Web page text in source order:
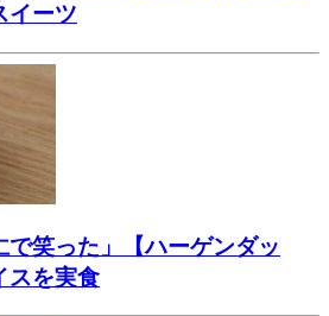
イーツ
で笑った」【ハーゲンダッ
スを実食